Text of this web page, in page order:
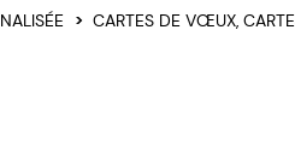
CARTES DE VŒUX,